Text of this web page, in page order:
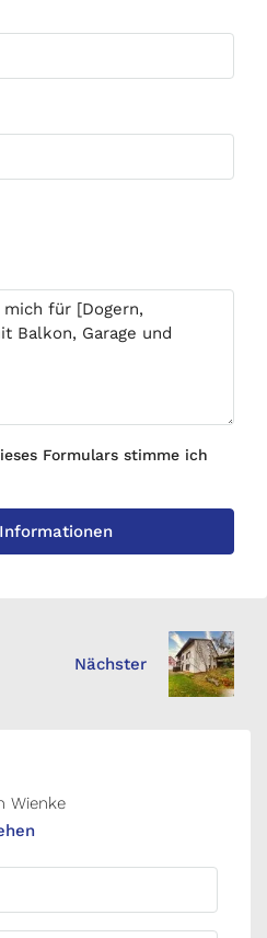
Formulars stimme ich
Nächster
Wienke